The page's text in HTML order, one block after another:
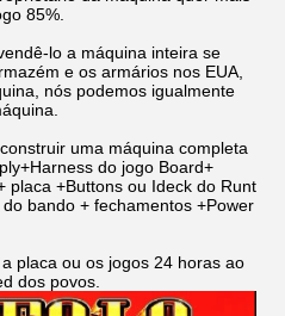
85%.
lo a máquina inteira se
e os armários nos EUA,
nós podemos igualmente
uma máquina completa
do jogo Board+
placa +Buttons ou Ideck do Runt
bando + fechamentos +Power
placa ou os jogos 24 horas ao
dos povos.